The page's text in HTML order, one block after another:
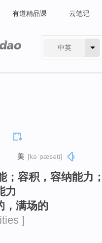
有道精品课 云笔记
中英
美 [kəˈpæsəti]
；容积，容纳能力
力
，满场的
]